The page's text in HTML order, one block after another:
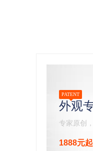
外观
PATENT
专家原创
1888元起